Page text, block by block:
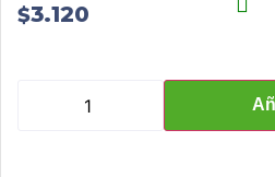
$3.120